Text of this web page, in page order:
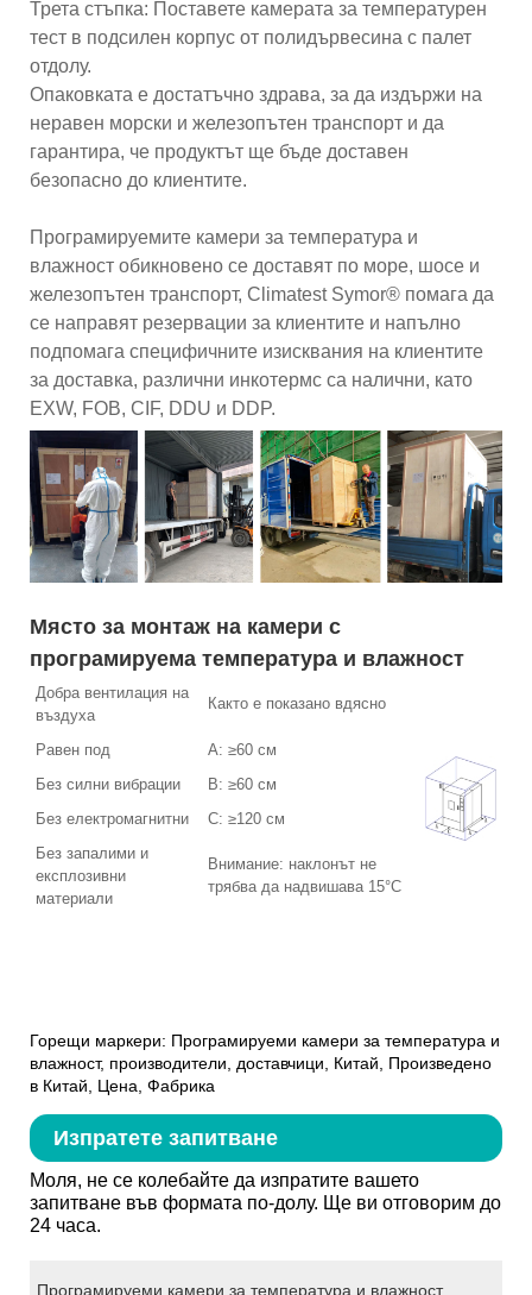
Трета стъпка: Поставете камерата за температурен
тест в подсилен корпус от полидървесина с палет
отдолу.
Опаковката е достатъчно здрава, за да издържи на
неравен морски и железопътен транспорт и да
гарантира, че продуктът ще бъде доставен
безопасно до клиентите.
Програмируемите камери за температура и
влажност обикновено се доставят по море, шосе и
железопътен транспорт, Climatest Symor® помага да
се направят резервации за клиентите и напълно
подпомага специфичните изисквания на клиентите
за доставка, различни инкотермс са налични, като
EXW, FOB, CIF, DDU и DDP.
Място за монтаж на камери с
програмируема температура и влажност
Добра вентилация на
въздуха
Както е показано вдясно
Равен под
A: ≥60 см
Без силни вибрации
B: ≥60 см
Без електромагнитни
C: ≥120 см
Без запалими и
експлозивни
материали
Внимание: наклонът не
трябва да надвишава 15°C
Горещи маркери: Програмируеми камери за температура и
влажност, производители, доставчици, Китай, Произведено
в Китай, Цена, Фабрика
Изпратете запитване
Моля, не се колебайте да изпратите вашето
запитване във формата по-долу. Ще ви отговорим до
24 часа.